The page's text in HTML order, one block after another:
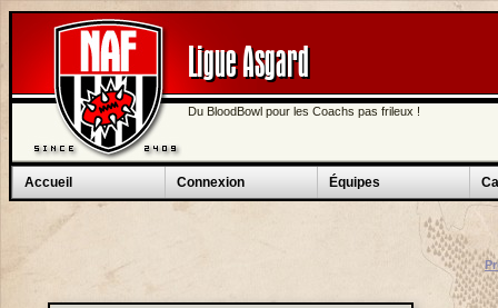
Ligue Asgard
Du BloodBowl pour les Coachs pas frileux !
Accueil Connexion Équipes